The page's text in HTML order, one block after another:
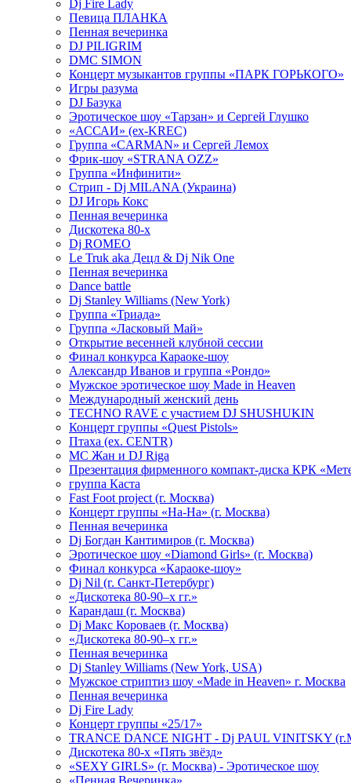
Dj Fire Lady
Певица ПЛАНКА
Пенная вечеринка
DJ PILIGRIM
DMC SIMON
Концерт музыкантов группы «ПАРК ГОРЬКОГО»
Игры разума
DJ Базука
Эротическое шоу «Тарзан» и Сергей Глушко
«АССАИ» (ex-KREC)
Группа «CARMAN» и Сергей Лемох
Фрик-шоу «STRANA OZZ»
Группа «Инфинити»
Стрип - Dj MILANA (Украина)
DJ Игорь Кокс
Пенная вечеринка
Дискотека 80-х
Dj ROMEO
Le Truk aka Децл & Dj Nik One
Пенная вечеринка
Dance battle
Dj Stanley Williams (New York)
Группа «Триада»
Группа «Ласковый Май»
Открытие весенней клубной сессии
Финал конкурса Караоке-шоу
Александр Иванов и группа «Рондо»
Мужское эротическое шоу Made in Heaven
Международный женский день
TECHNO RAVE с участием DJ SHUSHUKIN
Концерт группы «Quest Pistols»
Птаха (ex. CENTR)
МС Жан и DJ Riga
Презентация фирменного компакт-диска КРК
группа Каста
Fast Foot project (г. Москва)
Концерт группы «На-На» (г. Москва)
Пенная вечеринка
Dj Богдан Кантимиров (г. Москва)
Эротическое шоу «Diamond Girls» (г. Москва)
Финал конкурса «Караоке-шоу»
Dj Nil (г. Санкт-Петербург)
«Дискотека 80-90–х гг.»
Карандаш (г. Москва)
Dj Макс Короваев (г. Москва)
«Дискотека 80-90–х гг.»
Пенная вечеринка
Dj Stanley Williams (New York, USA)
Мужское стриптиз шоу «Made in Heaven» г. Москва
Пенная вечеринка
Dj Fire Lady
Концерт группы «25/17»
TRANCE DANCE NIGHT - Dj PAUL VINITSKY
Дискотека 80-х «Пять звёзд»
«SEXY GIRLS» (г. Москва) - Эротическое шоу
«Пенная Вечеринка»